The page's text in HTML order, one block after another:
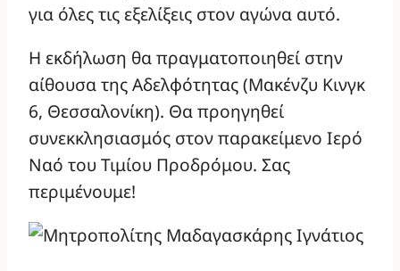
για όλες τις εξελίξεις στον αγώνα αυτό.
Η εκδήλωση θα πραγματοποιηθεί στην
αίθουσα της Αδελφότητας (Μακένζυ Κινγκ
6, Θεσσαλονίκη). Θα προηγηθεί
συνεκκλησιασμός στον παρακείμενο Ιερό
Ναό του Τιμίου Προδρόμου. Σας
περιμένουμε!